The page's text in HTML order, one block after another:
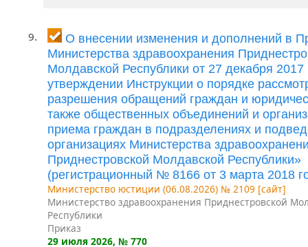
9.
О внесении изменения и дополнений в
Министерства здравоохранения
Молдавской Республики от 27 декабря
утверждении Инструкции о порядке
разрешения обращений граждан и
также общественных объединений и
приема граждан в подразделениях и
организациях Министерства
Приднестровской Молдавской Республики»
(регистрационный № 8166 от 3 марта 2018
Министерство юстиции (06.08.2026) № 2109 [сайт]
Министерство здравоохранения Приднестровской
Республики
Приказ
29 июля 2026, № 770